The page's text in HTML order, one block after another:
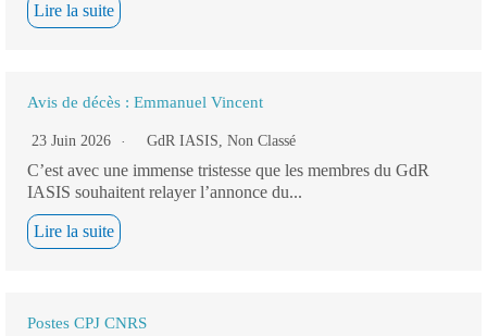
Lire la suite
Avis de décès : Emmanuel Vincent
23 Juin 2026 GdR IASIS, Non Classé
C’est avec une immense tristesse que les membres du GdR
IASIS souhaitent relayer l’annonce du...
Lire la suite
Postes CPJ CNRS